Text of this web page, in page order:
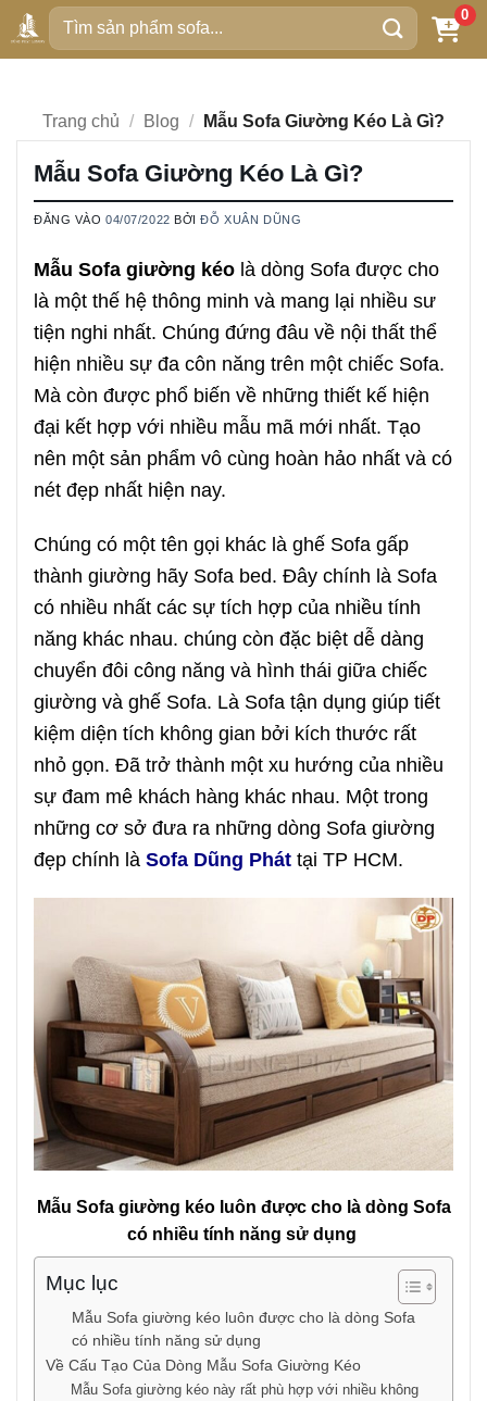
qua
Tìm
kiếm:
0
Trang chủ / Blog / Mẫu Sofa Giường Kéo Là Gì?
Mẫu Sofa Giường Kéo Là Gì?
ĐĂNG VÀO04/07/2022 BỞIĐỖ XUÂN DŨNG
Mẫu Sofa giường kéo là dòng Sofa được cho
là một thế hệ thông minh và mang lại nhiều sư
tiện nghi nhất. Chúng đứng đâu về nội thất thể
hiện nhiều sự đa côn năng trên một chiếc Sofa.
Mà còn được phổ biến về những thiết kế hiện
đại kết hợp với nhiều mẫu mã mới nhất. Tạo
nên một sản phẩm vô cùng hoàn hảo nhất và có
nét đẹp nhất hiện nay.
Chúng có một tên gọi khác là ghế Sofa gấp
thành giường hãy Sofa bed. Đây chính là Sofa
có nhiều nhất các sự tích hợp của nhiều tính
năng khác nhau. chúng còn đặc biệt dễ dàng
chuyển đôi công năng và hình thái giữa chiếc
giường và ghế Sofa. Là Sofa tận dụng giúp tiết
kiệm diện tích không gian bởi kích thước rất
nhỏ gọn. Đã trở thành một xu hướng của nhiều
sự đam mê khách hàng khác nhau. Một trong
những cơ sở đưa ra những dòng Sofa giường
đẹp chính là Sofa Dũng Phát tại TP HCM.
Mẫu Sofa giường kéo luôn được cho là dòng Sofa
có nhiều tính năng sử dụng
Mục lục
Mẫu Sofa giường kéo luôn được cho là dòng Sofa
có nhiều tính năng sử dụng
Về Cấu Tạo Của Dòng Mẫu Sofa Giường Kéo
Mẫu Sofa giường kéo này rất phù hợp với nhiều không